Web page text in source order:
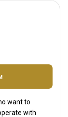
want to
with